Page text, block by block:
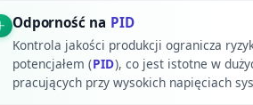
Odporność na PID
Kontrola jakości produkcji ogranicza
potencjałem (PID), co jest istotne w
pracujących przy wysokich napięciach